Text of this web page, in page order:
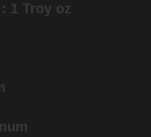
1 Troy oz